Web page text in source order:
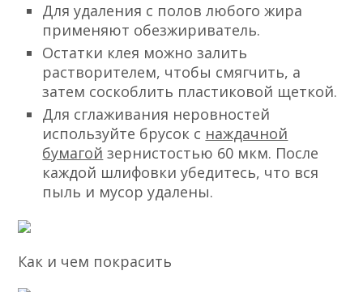
Для удаления с полов любого жира
применяют обезжириватель.
Остатки клея можно залить
растворителем, чтобы смягчить, а
затем соскоблить пластиковой щеткой.
Для сглаживания неровностей
используйте брусок с наждачной
бумагой зернистостью 60 мкм. После
каждой шлифовки убедитесь, что вся
пыль и мусор удалены.
Как и чем покрасить